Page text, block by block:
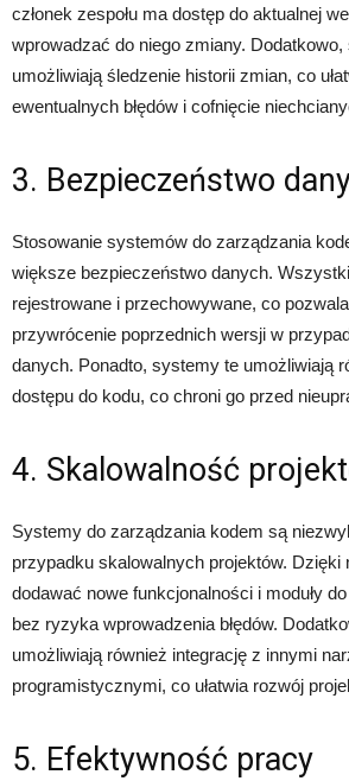
członek zespołu ma dostęp do aktualnej
wprowadzać do niego zmiany.
umożliwiają śledzenie historii zmian, co
ewentualnych błędów i cofnięcie
3. Bezpieczeństwo
Stosowanie systemów do zarządzania
większe bezpieczeństwo danych.
rejestrowane i przechowywane, co pozwala
przywrócenie poprzednich wersji w
danych. Ponadto, systemy te umożliwiają
dostępu do kodu, co chroni go przed
4. Skalowalność
Systemy do zarządzania kodem są
przypadku skalowalnych projektów. Dzięki
dodawać nowe funkcjonalności i moduły
bez ryzyka wprowadzenia błędów.
umożliwiają również integrację z innymi
programistycznymi, co ułatwia rozwój
5. Efektywność pracy